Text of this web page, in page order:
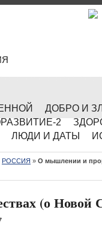
ДОБРО И
2
ЛЮДИ И ДАТЫ
РОССИЯ » О мышлении и
(о Новой